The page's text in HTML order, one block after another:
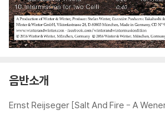
음반소개
Ernst Reijseger [Salt And Fire - A